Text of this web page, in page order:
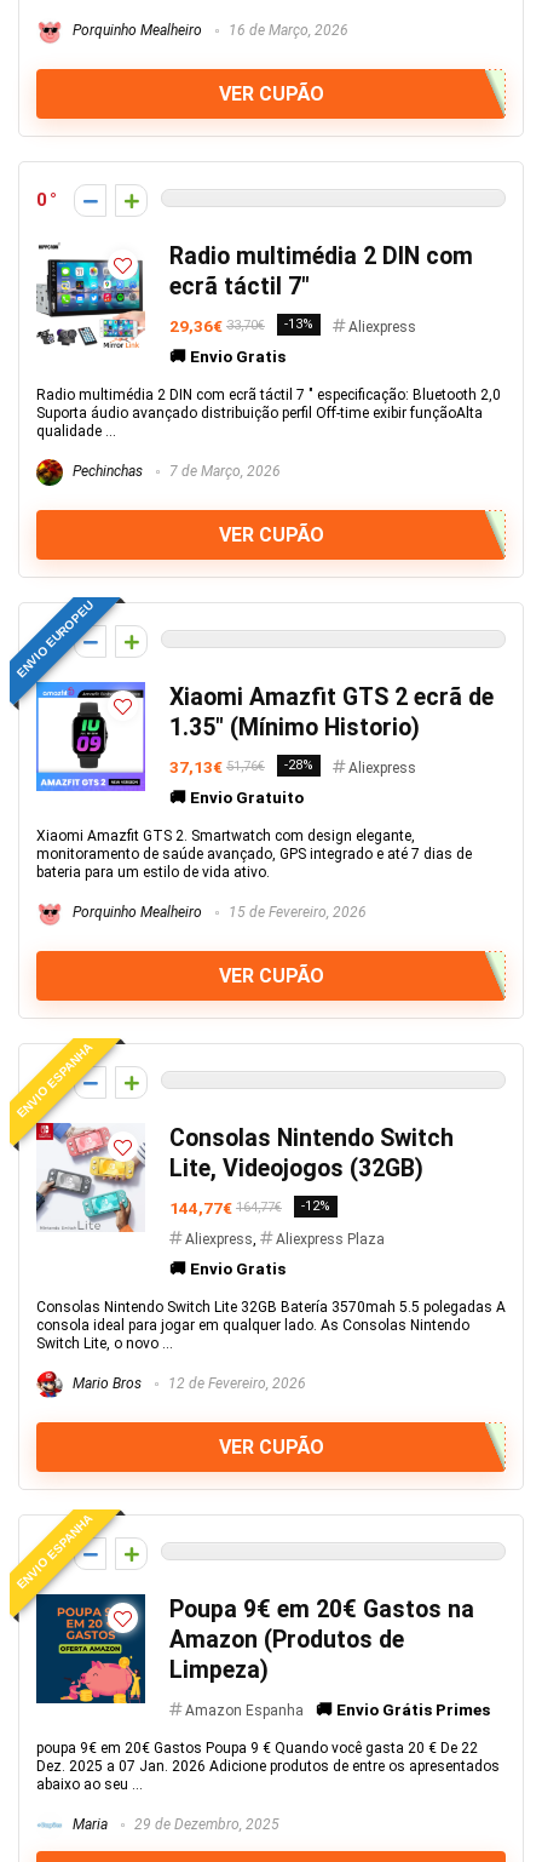
Porquinho Mealheiro 16 de Março, 2026
VER CUPÃO
0
Radio multimédia 2 DIN com
ecrã táctil 7″
29,36€ 33,70€ -13% Aliexpress
🚚 Envio Gratis
Radio multimédia 2 DIN com ecrã táctil 7 " especificação: Bluetooth 2,0
Suporta áudio avançado distribuição perfil Off-time exibir funçãoAlta
qualidade ...
Pechinchas 7 de Março, 2026
VER CUPÃO
ENVIO EUROPEU
0
Xiaomi Amazfit GTS 2 ecrã de
1.35″ (Mínimo Historio)
37,13€ 51,76€ -28% Aliexpress
🚚 Envio Gratuito
Xiaomi Amazfit GTS 2. Smartwatch com design elegante,
monitoramento de saúde avançado, GPS integrado e até 7 dias de
bateria para um estilo de vida ativo.
Porquinho Mealheiro 15 de Fevereiro, 2026
VER CUPÃO
ENVIO ESPANHA
0
Consolas Nintendo Switch
Lite, Videojogos (32GB)
144,77€ 164,77€ -12%
Aliexpress, Aliexpress Plaza
🚚 Envio Gratis
Consolas Nintendo Switch Lite 32GB Batería 3570mah 5.5 polegadas A
consola ideal para jogar em qualquer lado. As Consolas Nintendo
Switch Lite, o novo ...
Mario Bros 12 de Fevereiro, 2026
VER CUPÃO
ENVIO ESPANHA
0
Poupa 9€ em 20€ Gastos na
Amazon (Produtos de
Limpeza)
Amazon Espanha 🚚 Envio Grátis Primes
poupa 9€ em 20€ Gastos Poupa 9 € Quando você gasta 20 € De 22
Dez. 2025 a 07 Jan. 2026 Adicione produtos de entre os apresentados
abaixo ao seu ...
Maria 29 de Dezembro, 2025